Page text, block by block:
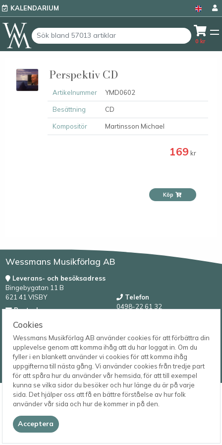
KALENDARIUM
0 kr
Cookies
Wessmans Musikförlag AB använder cookies för att förbättra din
upplevelse genom att komma ihåg att du har loggat in. Om du
fyller i en blankett använder vi cookies för att komma ihåg
uppgifterna till nästa gång. Vi använder cookies från tredje part
för att spåra hur du använder vår hemsida, för att till exempel
kunna se vilka sidor du besöker och hur länge du är på varje
sida. Det hjälper oss att få en bättre förståelse av hur folk
använder vår sida och hur de kommer in på den.
Acceptera
Perspektiv CD
Artikelnummer YMD0602
Besättning CD
Kompositör Martinsson Michael
169 kr
Köp
Wessmans Musikförlag AB
Leverans- och besöksadress
Bingebygatan 11 B
621 41 VISBY
Postadress
Box 1253
621 23 VISBY
Telefon
0498-22 61 32
© 2026
Wessmans Musikförlag AB
2026.4.1.22754